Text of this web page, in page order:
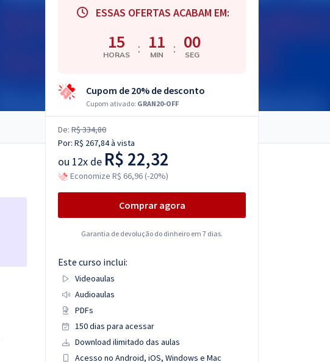
ESSAS OFERTAS ACABAM EM:
15
HORAS : 10
MIN : 59
SEG
Cupom de 20% de desconto
Cupom ativado: GRAN20-OFF
De: R$ 334,80
Por: R$ 267,84à vista
ou 12x de R$ 22,32
Economize R$ 66,96 (-20%)
Comprar agora
Garantia de devolução do dinheiro em 7 dias.
Este curso inclui:
Videoaulas
Audioaulas
PDFs
150 dias para acessar
Download ilimitado das aulas
Acesso no Android, iOS, Windows e Mac